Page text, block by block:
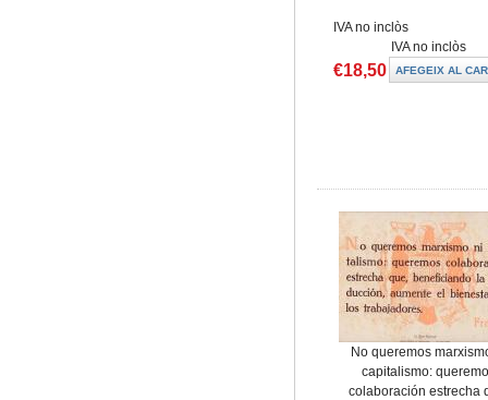
IVA no inclòs
IVA no inclòs
€18,50
No queremos
capitalismo:
colaboración estrecha